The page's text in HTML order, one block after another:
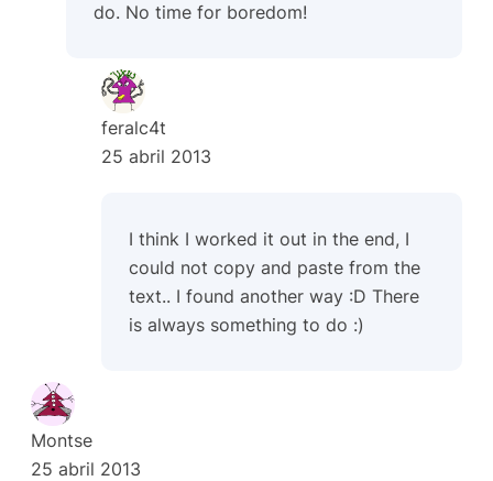
do. No time for boredom!
feralc4t
25 abril 2013
I think I worked it out in the end, I
could not copy and paste from the
text.. I found another way :D There
is always something to do :)
Montse
25 abril 2013